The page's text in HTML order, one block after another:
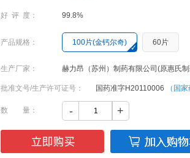
好 评 度： 99.8%
产品规格： 100片(金钙尔奇) 60片
生产厂家： 赫力昂（苏州）制药有限公司(原惠氏
批准文号/生产许可证号： 国药准字H20110006 （国
数 量： - +